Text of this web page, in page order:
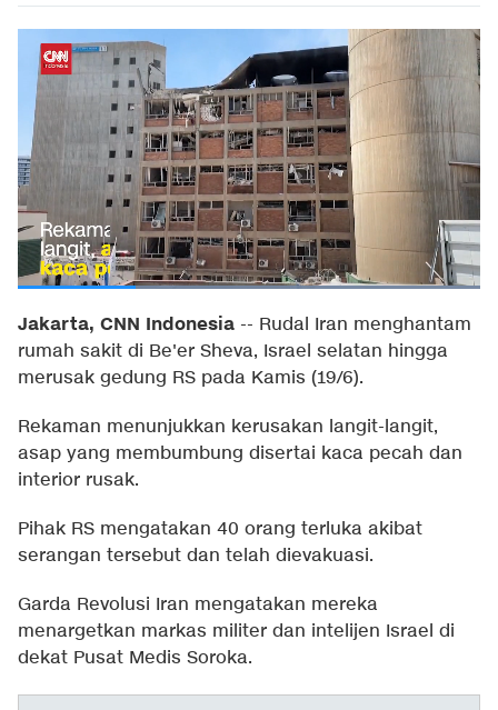
Jakarta, CNN Indonesia -- Rudal Iran menghantam
rumah sakit di Be'er Sheva, Israel selatan hingga
merusak gedung RS pada Kamis (19/6).
Rekaman menunjukkan kerusakan langit-langit,
asap yang membumbung disertai kaca pecah dan
interior rusak.
Pihak RS mengatakan 40 orang terluka akibat
serangan tersebut dan telah dievakuasi.
Garda Revolusi Iran mengatakan mereka
menargetkan markas militer dan intelijen Israel di
dekat Pusat Medis Soroka.